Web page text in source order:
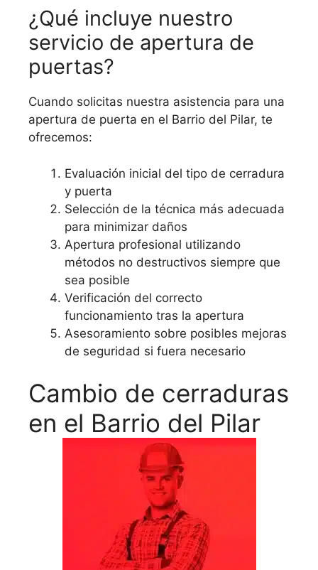
¿Qué incluye nuestro
servicio de apertura de
puertas?
Cuando solicitas nuestra asistencia para una
apertura de puerta en el Barrio del Pilar, te
ofrecemos:
Evaluación inicial del tipo de cerradura
y puerta
Selección de la técnica más adecuada
para minimizar daños
Apertura profesional utilizando
métodos no destructivos siempre que
sea posible
Verificación del correcto
funcionamiento tras la apertura
Asesoramiento sobre posibles mejoras
de seguridad si fuera necesario
Cambio de cerraduras
en el Barrio del Pilar